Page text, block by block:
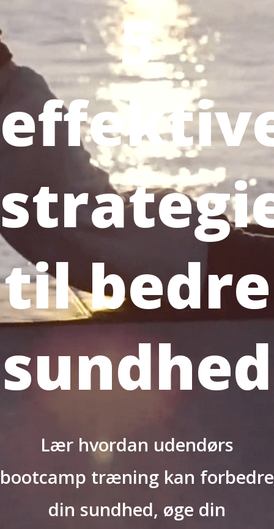
5
til bedre
sundhed
Lær hvordan udendørs
bootcamp træning kan forbedre
din sundhed, øge din